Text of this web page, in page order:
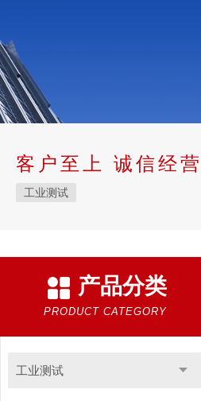
客户至上 诚信经营
工业测试
产品分类
PRODUCT CATEGORY
工业测试